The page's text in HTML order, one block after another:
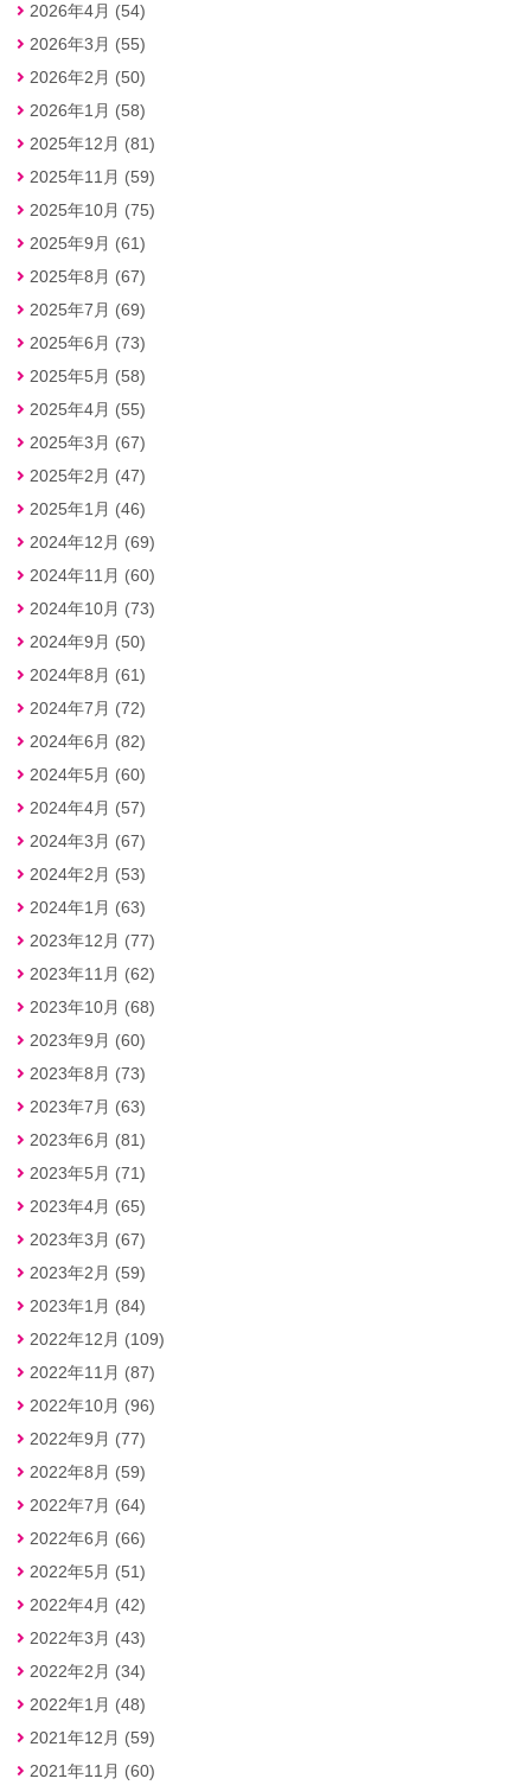
2026年4月 (54)
2026年3月 (55)
2026年2月 (50)
2026年1月 (58)
2025年12月 (81)
2025年11月 (59)
2025年10月 (75)
2025年9月 (61)
2025年8月 (67)
2025年7月 (69)
2025年6月 (73)
2025年5月 (58)
2025年4月 (55)
2025年3月 (67)
2025年2月 (47)
2025年1月 (46)
2024年12月 (69)
2024年11月 (60)
2024年10月 (73)
2024年9月 (50)
2024年8月 (61)
2024年7月 (72)
2024年6月 (82)
2024年5月 (60)
2024年4月 (57)
2024年3月 (67)
2024年2月 (53)
2024年1月 (63)
2023年12月 (77)
2023年11月 (62)
2023年10月 (68)
2023年9月 (60)
2023年8月 (73)
2023年7月 (63)
2023年6月 (81)
2023年5月 (71)
2023年4月 (65)
2023年3月 (67)
2023年2月 (59)
2023年1月 (84)
2022年12月 (109)
2022年11月 (87)
2022年10月 (96)
2022年9月 (77)
2022年8月 (59)
2022年7月 (64)
2022年6月 (66)
2022年5月 (51)
2022年4月 (42)
2022年3月 (43)
2022年2月 (34)
2022年1月 (48)
2021年12月 (59)
2021年11月 (60)